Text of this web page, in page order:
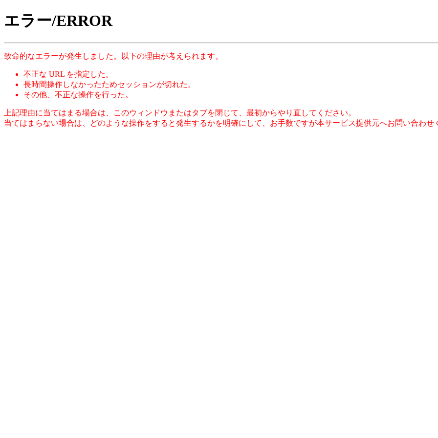
エラー/ERROR
致命的なエラーが発生しました。以下の理由が考えられます。
不正な URL を指定した。
長時間操作しなかったためセッションが切れた。
その他、不正な操作を行った。
上記理由に当てはまる場合は、このウィンドウまたはタブを閉じて、最初からやり直してください。
当てはまらない場合は、どのような操作をすると発生するかを明確にして、お手数ですが本サービス提供元へお問い合わせ